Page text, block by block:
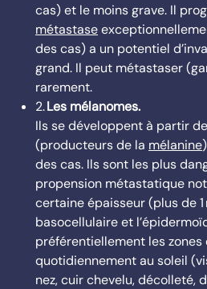
cas) et le moins grave. Il
métastase
des cas) a un potentiel
grand. Il peut métastaser
rarement.
2.Les mélanomes.
Ils se développent à partir
(producteurs de la mélanine
des cas. Ils sont les plus
propension métastatique
certaine épaisseur (plus de
basocellulaire et
préférentiellement les zones
quotidiennement au soleil
nez, cuir ­chevelu, décolleté,